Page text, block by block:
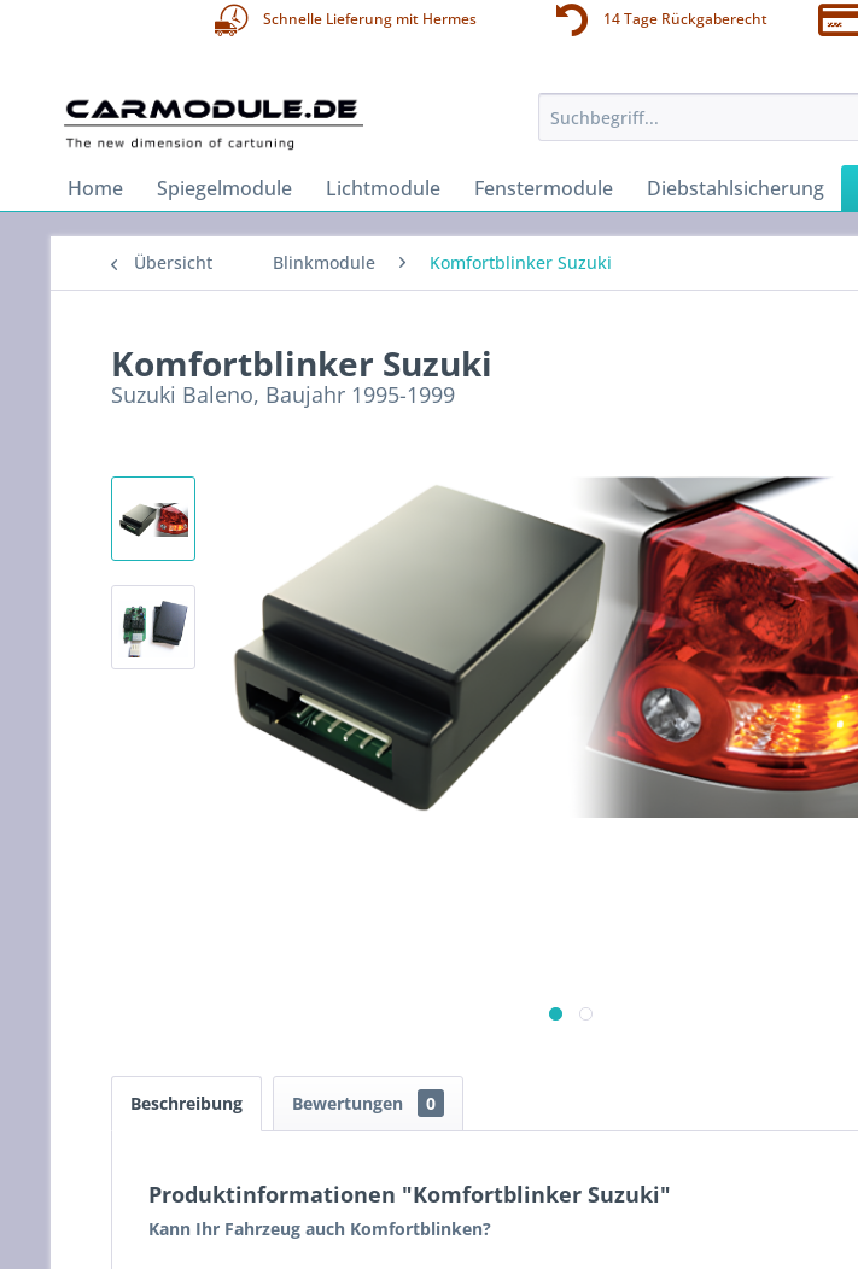
Schnelle Lieferung mit Hermes 14 Tage Rückgaberecht
Home Spiegelmodule Lichtmodule Fenstermodule Diebstahlsicherung
Übersicht Blinkmodule Komfortblinker Suzuki
Komfortblinker Suzuki
Suzuki Baleno, Baujahr 1995-1999
Beschreibung Bewertungen 0
Produktinformationen "Komfortblinker Suzuki"
Kann Ihr Fahrzeug auch Komfortblinken?